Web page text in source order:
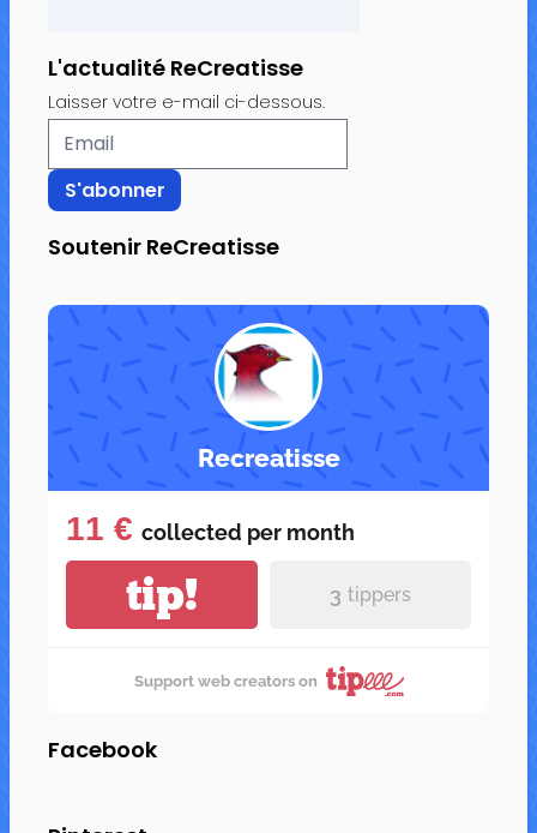
L'actualité ReCreatisse
Laisser votre e-mail ci-dessous.
Soutenir ReCreatisse
Recreatisse
11 € collected per month
tip! 3 tippers
Support web creators on
Facebook